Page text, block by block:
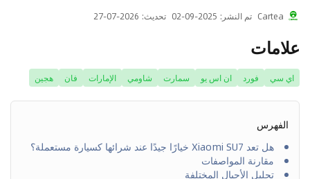
Cartea تم النشر :
2025-09-02 تحديث:
2026-07-27
علامات
اي سي فورد ان اس يو سمارت شاومي الإمارات فان هجين
الفهرس
هل تعد Xiaomi SU7 خيارًا جيدًا عند شرائها كسيارة مستعملة؟
مقارنة المواصفات
تحليل الأجيال المختلفة